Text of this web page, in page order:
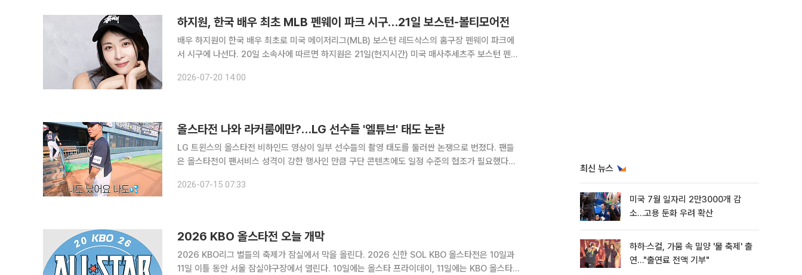
하지원, 한국 배우 최초 MLB 펜웨이 파크 시구…21일 보스턴-볼티모어전
배우 하지원이 한국 배우 최초로 미국 메이저리그(MLB) 보스턴 레드삭스의 홈구장 펜웨이 파크에
서 시구에 나선다. 20일 소속사에 따르면 하지원은 21일(현지시간) 미국 매사추세츠주 보스턴 펜웨
에 오른다. 이번 시구는 한국 배우가 펜웨이 파크에서 시구자로 나서
2026-07-20 14:00
올스타전 나와 라커룸에만?…LG 선수들 '엘튜브' 태도 논란
LG 트윈스의 올스타전 비하인드 영상이 일부 선수들의 촬영 태도를 둘러싼 논쟁으로 번졌다. 팬들
은 올스타전이 팬서비스 성격이 강한 행사인 만큼 구단 콘텐츠에도 일정 수준의 협조가 필요했다고
타전 현장을 담은 영상을 공개했다. 영상에는 박해민과
2026-07-15 07:33
2026 KBO 올스타전 오늘 개막
2026 KBO리그 별들의 축제가 잠실에서 막을 올린다. 2026 신한 SOL KBO 올스타전은 10일과
11일 이틀 동안 서울 잠실야구장에서 열린다. 10일에는 올스타 프라이데이, 11일에는 KBO 올스타전
최신 뉴스
미국 7월 일자리 2만3000개 감
소…고용 둔화 우려 확산
하하·스컬, 가뭄 속 밀양 '물 축제' 출
연…"출연료 전액 기부"